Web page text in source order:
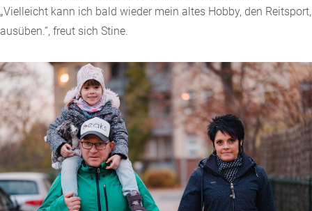
„Vielleicht kann ich bald wieder mein altes Hobby, den Reitsport,
ausüben.“, freut sich Stine.